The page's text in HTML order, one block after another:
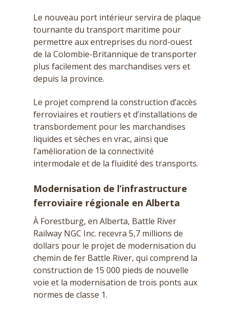
Le nouveau port intérieur servira de plaque
tournante du transport maritime pour
permettre aux entreprises du nord-ouest
de la Colombie-Britannique de transporter
plus facilement des marchandises vers et
depuis la province.
Le projet comprend la construction d’accès
ferroviaires et routiers et d’installations de
transbordement pour les marchandises
liquides et sèches en vrac, ainsi que
l’amélioration de la connectivité
intermodale et de la fluidité des transports.
Modernisation de l’infrastructure
ferroviaire régionale en Alberta
À Forestburg, en Alberta, Battle River
Railway NGC Inc. recevra 5,7 millions de
dollars pour le projet de modernisation du
chemin de fer Battle River, qui comprend la
construction de 15 000 pieds de nouvelle
voie et la modernisation de trois ponts aux
normes de classe 1.